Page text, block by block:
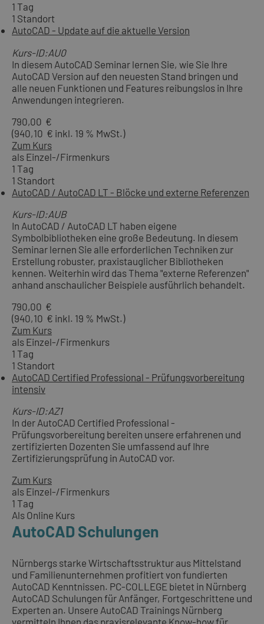
1 Tag
1 Standort
AutoCAD - Update auf die aktuelle Version
Kurs-ID:AU0
In diesem AutoCAD Seminar lernen Sie, wie Sie Ihre
AutoCAD Version auf den neuesten Stand bringen und
alle neuen Funktionen und Features reibungslos in Ihre
Anwendungen integrieren.
790,00 €
(940,10 € inkl. 19 % MwSt.)
Zum Kurs
als Einzel-/Firmenkurs
1 Tag
1 Standort
AutoCAD / AutoCAD LT - Blöcke und externe Referenzen
Kurs-ID:AUB
In AutoCAD / AutoCAD LT haben eigene
Symbolbibliotheken eine große Bedeutung. In diesem
Seminar lernen Sie alle erforderlichen Techniken zur
Erstellung robuster, praxistauglicher Bibliotheken
kennen. Weiterhin wird das Thema "externe Referenzen"
anhand anschaulicher Beispiele ausführlich behandelt.
790,00 €
(940,10 € inkl. 19 % MwSt.)
Zum Kurs
als Einzel-/Firmenkurs
1 Tag
1 Standort
AutoCAD Certified Professional - Prüfungsvorbereitung
intensiv
Kurs-ID:AZ1
In der AutoCAD Certified Professional -
Prüfungsvorbereitung bereiten unsere erfahrenen und
zertifizierten Dozenten Sie umfassend auf Ihre
Zertifizierungsprüfung in AutoCAD vor.
Zum Kurs
als Einzel-/Firmenkurs
1 Tag
Als Online Kurs
AutoCAD Schulungen
Nürnbergs starke Wirtschaftsstruktur aus Mittelstand
und Familienunternehmen profitiert von fundierten
AutoCAD Kenntnissen. PC-COLLEGE bietet in Nürnberg
AutoCAD Schulungen für Anfänger, Fortgeschrittene und
Experten an. Unsere AutoCAD Trainings Nürnberg
vermitteln Ihnen das praxisrelevante Know-how für